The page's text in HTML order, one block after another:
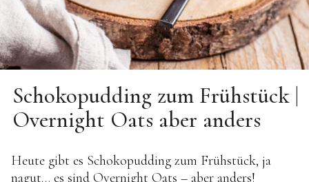
Schokopudding zum Frühstück |
Overnight Oats aber anders
Heute gibt es Schokopudding zum Frühstück, ja
nagut… es sind Overnight Oats – aber anders!